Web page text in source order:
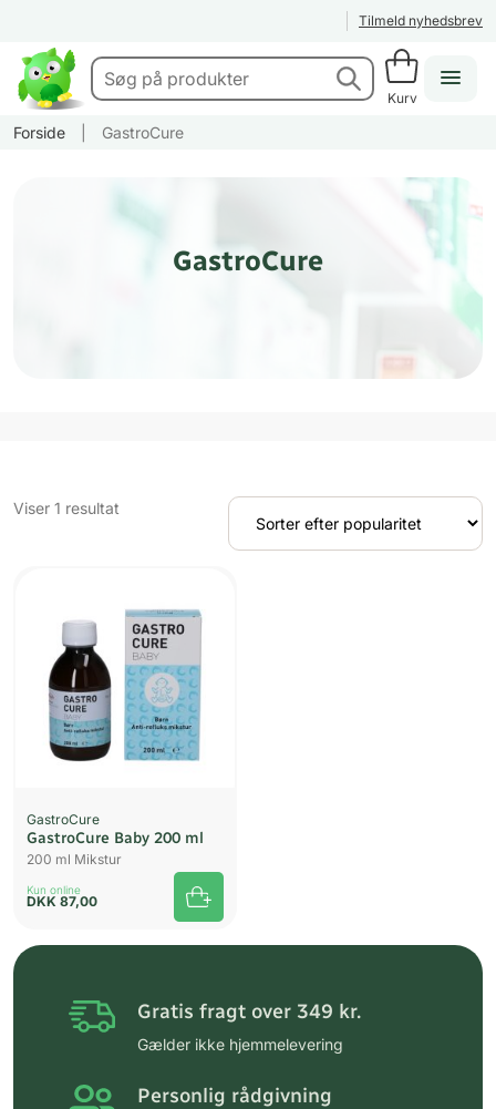
Tilmeld nyhedsbrev
Kurv
Forside GastroCure
GastroCure
Viser 1 resultat
GastroCure
GastroCure Baby 200 ml
200 ml Mikstur
Kun online
DKK 87,00
Gratis fragt over 349 kr.
Gælder ikke hjemmelevering
Personlig rådgivning